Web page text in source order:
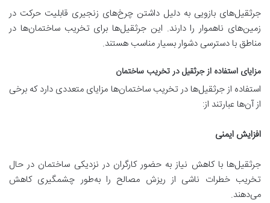
جرثقیل‌های بازویی به دلیل داشتن چرخ‌های زنجیری قابلیت حرکت در
زمین‌های ناهموار را دارند. این جرثقیل‌ها برای تخریب ساختمان‌ها در
مناطق با دسترسی دشوار بسیار مناسب هستند.
مزایای استفاده از جرثقیل در تخریب ساختمان
استفاده از جرثقیل‌ها در تخریب ساختمان‌ها مزایای متعددی دارد که برخی
از آن‌ها عبارتند از:
افزایش ایمنی
جرثقیل‌ها با کاهش نیاز به حضور کارگران در نزدیکی ساختمان در حال
تخریب خطرات ناشی از ریزش مصالح را به‌طور چشمگیری کاهش
می‌دهند.